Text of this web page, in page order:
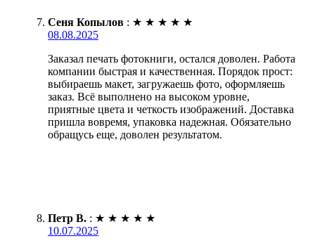
Сеня Копылов : ★ ★ ★ ★ ★
08.08.2025
Заказал печать фотокниги, остался доволен. Работа
компании быстрая и качественная. Порядок прост:
выбираешь макет, загружаешь фото, оформляешь
заказ. Всё выполнено на высоком уровне,
приятные цвета и четкость изображений. Доставка
пришла вовремя, упаковка надежная. Обязательно
обращусь еще, доволен результатом.
Петр В. : ★ ★ ★ ★ ★
10.07.2025